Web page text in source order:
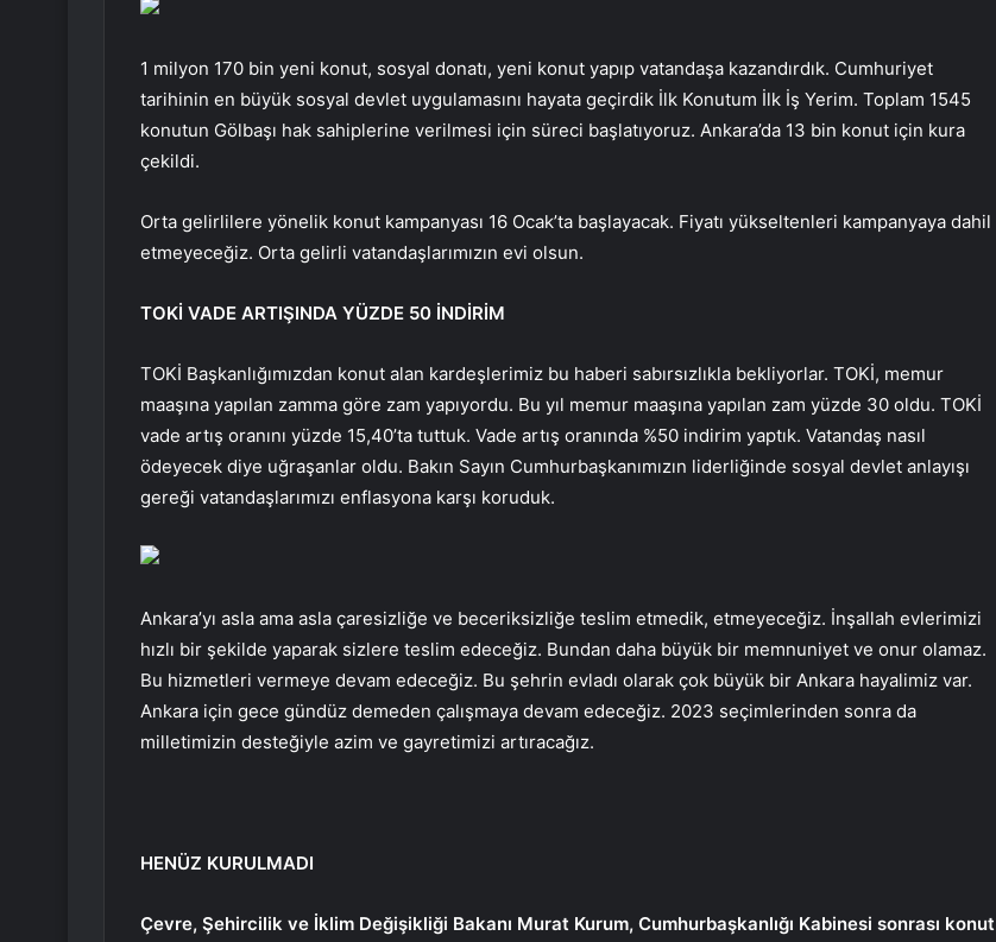
1 milyon 170 bin yeni konut, sosyal donatı, yeni konut yapıp vatandaşa kazandırdık. Cumhuriyet
tarihinin en büyük sosyal devlet uygulamasını hayata geçirdik İlk Konutum İlk İş Yerim. Toplam 1545
konutun Gölbaşı hak sahiplerine verilmesi için süreci başlatıyoruz. Ankara’da 13 bin konut için kura
çekildi.
Orta gelirlilere yönelik konut kampanyası 16 Ocak’ta başlayacak. Fiyatı yükseltenleri kampanyaya dahil
etmeyeceğiz. Orta gelirli vatandaşlarımızın evi olsun.
TOKİ VADE ARTIŞINDA YÜZDE 50 İNDİRİM
TOKİ Başkanlığımızdan konut alan kardeşlerimiz bu haberi sabırsızlıkla bekliyorlar. TOKİ, memur
maaşına yapılan zamma göre zam yapıyordu. Bu yıl memur maaşına yapılan zam yüzde 30 oldu. TOKİ
vade artış oranını yüzde 15,40’ta tuttuk. Vade artış oranında %50 indirim yaptık. Vatandaş nasıl
ödeyecek diye uğraşanlar oldu. Bakın Sayın Cumhurbaşkanımızın liderliğinde sosyal devlet anlayışı
gereği vatandaşlarımızı enflasyona karşı koruduk.
Ankara’yı asla ama asla çaresizliğe ve beceriksizliğe teslim etmedik, etmeyeceğiz. İnşallah evlerimizi
hızlı bir şekilde yaparak sizlere teslim edeceğiz. Bundan daha büyük bir memnuniyet ve onur olamaz.
Bu hizmetleri vermeye devam edeceğiz. Bu şehrin evladı olarak çok büyük bir Ankara hayalimiz var.
Ankara için gece gündüz demeden çalışmaya devam edeceğiz. 2023 seçimlerinden sonra da
milletimizin desteğiyle azim ve gayretimizi artıracağız.
HENÜZ KURULMADI
Çevre, Şehircilik ve İklim Değişikliği Bakanı Murat Kurum, Cumhurbaşkanlığı Kabinesi sonrası konut